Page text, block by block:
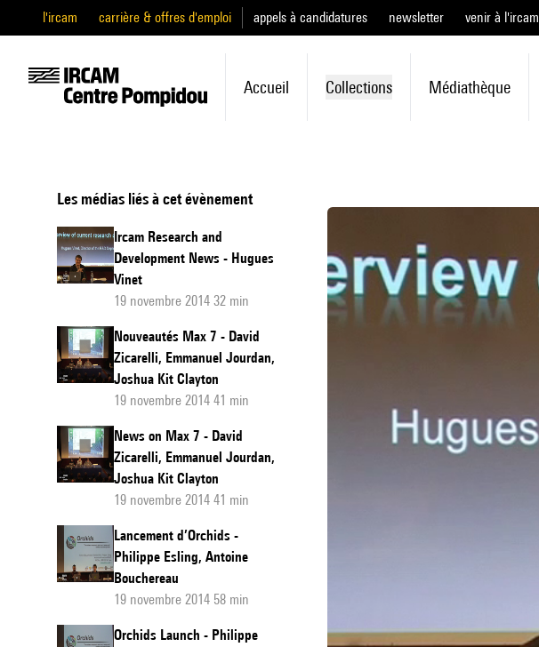
l'ircam carrière & offres d'emploi appels à candidatures newsletter venir à l'ircam
Accueil Collections Médiathèque
Les médias liés à cet évènement
Ircam Research and
Development News - Hugues
Vinet
19 novembre 2014 32 min
Nouveautés Max 7 - David
Zicarelli, Emmanuel Jourdan,
Joshua Kit Clayton
19 novembre 2014 41 min
News on Max 7 - David
Zicarelli, Emmanuel Jourdan,
Joshua Kit Clayton
19 novembre 2014 41 min
Lancement d’Orchids -
Philippe Esling, Antoine
Bouchereau
19 novembre 2014 58 min
Orchids Launch - Philippe